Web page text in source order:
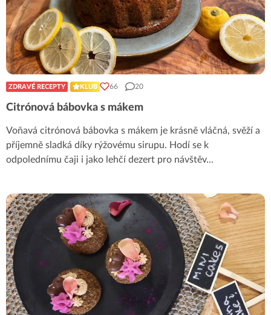
ZDRAVÉ RECEPTY KLUB 66 20
Citrónová bábovka s mákem
Voňavá citrónová bábovka s mákem je krásně vláčná, svěží a
příjemně sladká díky rýžovému sirupu. Hodí se k
odpolednímu čaji i jako lehčí dezert pro návštěv...